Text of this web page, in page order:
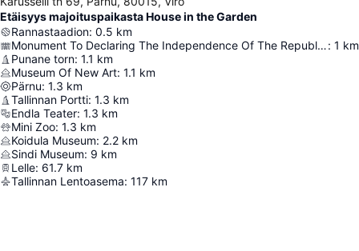
Etäisyys majoituspaikasta House in the Garden
Rannastaadion: 0.5 km
Monument To Declaring The Independence Of The Republic Of Estonia: 1 km
Punane torn: 1.1 km
Museum Of New Art: 1.1 km
Pärnu: 1.3 km
Tallinnan Portti: 1.3 km
Endla Teater: 1.3 km
Mini Zoo: 1.3 km
Koidula Museum: 2.2 km
Sindi Museum: 9 km
Lelle: 61.7 km
Tallinnan Lentoasema: 117 km